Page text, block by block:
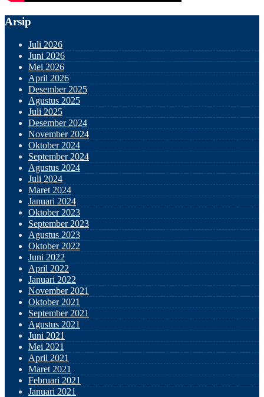
Arsip
Juli 2026
Juni 2026
Mei 2026
April 2026
Desember 2025
Agustus 2025
Juli 2025
Desember 2024
November 2024
Oktober 2024
September 2024
Agustus 2024
Juli 2024
Maret 2024
Januari 2024
Oktober 2023
September 2023
Agustus 2023
Oktober 2022
Juni 2022
April 2022
Januari 2022
November 2021
Oktober 2021
September 2021
Agustus 2021
Juni 2021
Mei 2021
April 2021
Maret 2021
Februari 2021
Januari 2021